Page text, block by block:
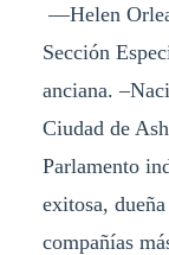
—Helen
Sección
anciana.
Ciudad de
Parlamento
exitosa,
compañías